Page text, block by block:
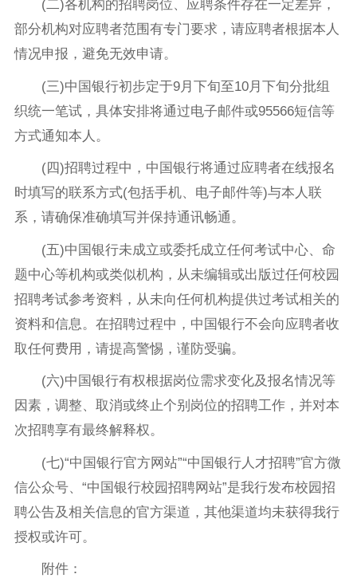
(二)各机构的招聘岗位、应聘条件存在一定差异，
部分机构对应聘者范围有专门要求，请应聘者根据本人
情况申报，避免无效申请。
(三)中国银行初步定于9月下旬至10月下旬分批组
织统一笔试，具体安排将通过电子邮件或95566短信等
方式通知本人。
(四)招聘过程中，中国银行将通过应聘者在线报名
时填写的联系方式(包括手机、电子邮件等)与本人联
系，请确保准确填写并保持通讯畅通。
(五)中国银行未成立或委托成立任何考试中心、命
题中心等机构或类似机构，从未编辑或出版过任何校园
招聘考试参考资料，从未向任何机构提供过考试相关的
资料和信息。在招聘过程中，中国银行不会向应聘者收
取任何费用，请提高警惕，谨防受骗。
(六)中国银行有权根据岗位需求变化及报名情况等
因素，调整、取消或终止个别岗位的招聘工作，并对本
次招聘享有最终解释权。
(七)“中国银行官方网站”“中国银行人才招聘”官方微
信公众号、“中国银行校园招聘网站”是我行发布校园招
聘公告及相关信息的官方渠道，其他渠道均未获得我行
授权或许可。
附件：